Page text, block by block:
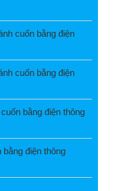
cuốn bằng điện
cuốn bằng điện
bằng điện thông
bằng điện thông